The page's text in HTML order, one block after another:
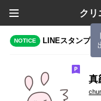
クリ
NOTICE LINEスタンプメ
真